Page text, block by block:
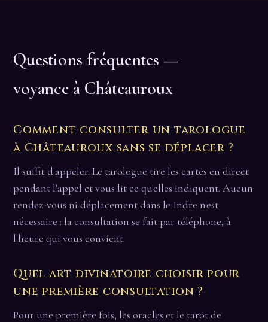
Questions fréquentes —
voyance à Châteauroux
Comment consulter un tarologue
à Châteauroux sans se déplacer ?
Il suffit d'appeler. Le tarologue tire les cartes en direct
pendant l'appel et vous lit ce qu'elles indiquent. Aucun
rendez-vous ni déplacement dans le Indre n'est
nécessaire : la consultation se fait par téléphone, à
l'heure qui vous convient.
Quel art divinatoire choisir pour
une première consultation ?
Pour une première fois, les oracles et le tarot de